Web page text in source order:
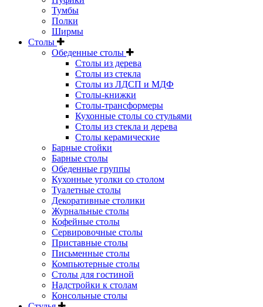
Тумбы
Полки
Ширмы
Столы
Обеденные столы
Столы из дерева
Столы из стекла
Столы из ЛДСП и МДФ
Столы-книжки
Столы-трансформеры
Кухонные столы со стульями
Столы из стекла и дерева
Столы керамические
Барные стойки
Барные столы
Обеденные группы
Кухонные уголки со столом
Туалетные столы
Декоративные столики
Журнальные столы
Кофейные столы
Сервировочные столы
Приставные столы
Письменные столы
Компьютерные столы
Столы для гостиной
Надстройки к столам
Консольные столы